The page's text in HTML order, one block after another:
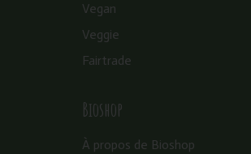
Vegan
Veggie
Fairtrade
Bioshop
À propos de Bioshop